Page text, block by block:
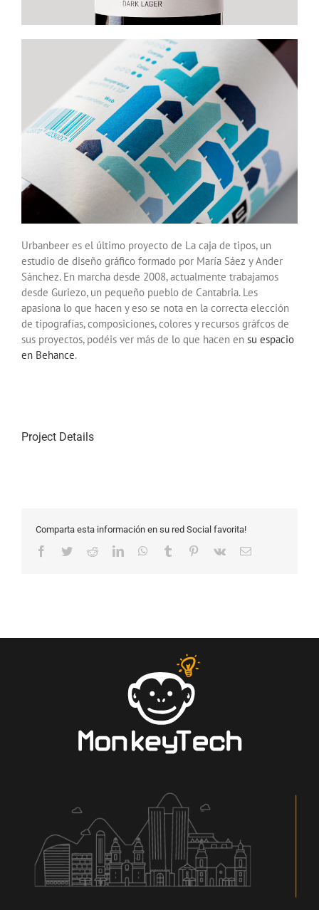
Urbanbeer es el último proyecto de La caja de tipos, un
estudio de diseño gráfico formado por María Sáez y Ander
Sánchez. En marcha desde 2008, actualmente trabajamos
desde Guriezo, un pequeño pueblo de Cantabria. Les
apasiona lo que hacen y eso se nota en la correcta elección
de tipografías, composiciones, colores y recursos gráfcos de
sus proyectos, podéis ver más de lo que hacen en su espacio
en Behance.
Project Details
Comparta esta información en su red Social favorita!
Facebook
TwitterRedditLinkedInWhatsApp
Tumblr Pinterest
Vk Email